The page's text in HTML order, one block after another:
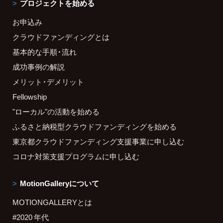
プロジェクトを始める
お申込み
クラウドファンディングとは
基本的な手順・流れ
成功事例の解説
メリット・デメリット
Fellowship
"ローカル"の活動を始める
ふるさと納税型クラウドファンディングを始める
東京都クラウドファンディング支援事業に申し込む
コロナ対策支援プログラムに申し込む
MotionGalleryについて
MOTIONGALLERYとは
#2020 年代